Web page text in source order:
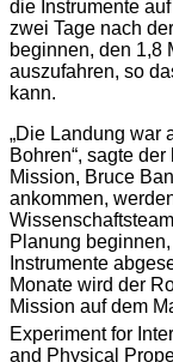
die Instrumente
zwei Tage nach
beginnen, den 1,8
auszufahren, so
kann.
„Die Landung war
Bohren“, sagte
Mission, Bruce
ankommen,
Planung
Instrumente
Monate wird der
Mission auf dem
Experiment for
and Physical